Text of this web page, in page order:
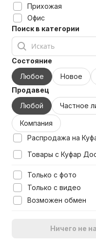
Прихожая
Офис
Поиск в категории
Состояние
Любое
Новое
Продавец
Любой
Частное
Компания
Распродажа на
Товары с Куфар
Только с фото
Только с видео
Возможен обмен
Ничего не